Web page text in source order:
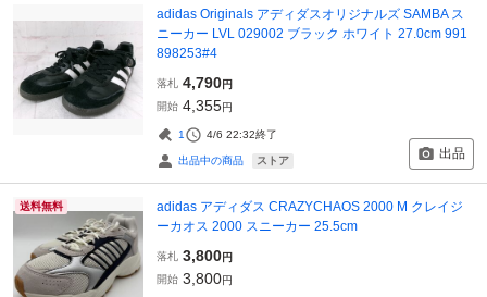
adidas Originals アディダスオリジナルズ SAMBA ス
ニーカー LVL 029002 ブラック ホワイト 27.0cm 991
898253#4
落札 4,790円
開始 4,355円
1 4/6 22:32終了
出品中の商品 ストア 出品
送料無料
adidas アディダス CRAZYCHAOS 2000 M クレイジ
ーカオス 2000 スニーカー 25.5cm
落札 3,800円
開始 3,800円